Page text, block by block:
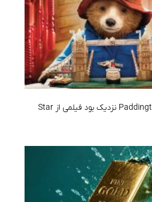
سازندگان Paddington 2 نزدیک بود فیلمی از Star